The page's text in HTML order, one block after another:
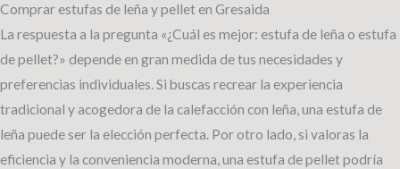
Comprar estufas de leña y pellet en Gresaida
La respuesta a la pregunta «¿Cuál es mejor: estufa de leña o estufa
de pellet?» depende en gran medida de tus necesidades y
preferencias individuales. Si buscas recrear la experiencia
tradicional y acogedora de la calefacción con leña, una estufa de
leña puede ser la elección perfecta. Por otro lado, si valoras la
eficiencia y la conveniencia moderna, una estufa de pellet podría